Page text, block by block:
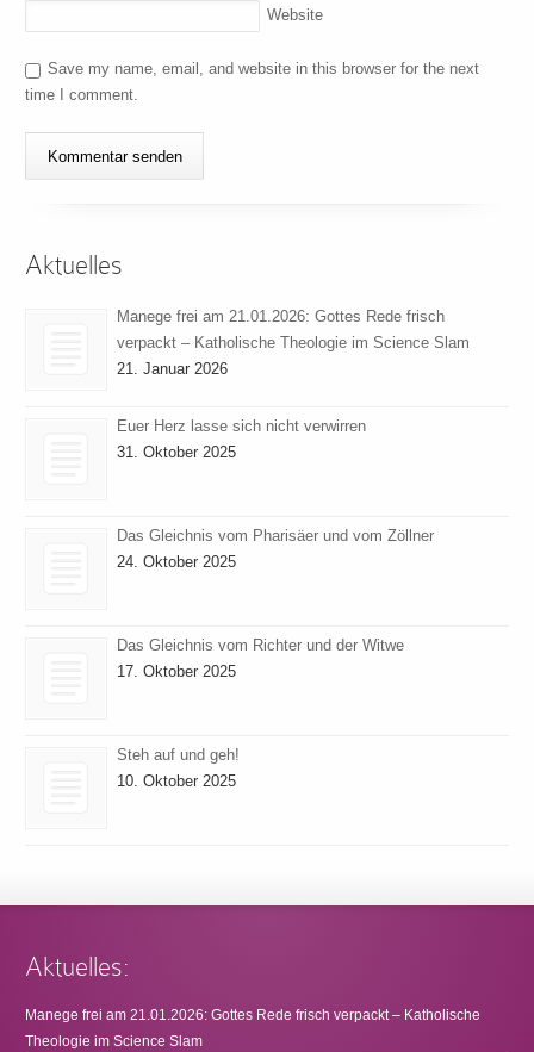
Website
Save my name, email, and website in this browser for the next
time I comment.
Aktuelles
Manege frei am 21.01.2026: Gottes Rede frisch
verpackt – Katholische Theologie im Science Slam
21. Januar 2026
Euer Herz lasse sich nicht verwirren
31. Oktober 2025
Das Gleichnis vom Pharisäer und vom Zöllner
24. Oktober 2025
Das Gleichnis vom Richter und der Witwe
17. Oktober 2025
Steh auf und geh!
10. Oktober 2025
Aktuelles:
Manege frei am 21.01.2026: Gottes Rede frisch verpackt – Katholische
Theologie im Science Slam